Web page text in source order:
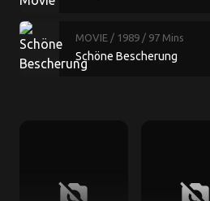
MOVIE / 1989 / 97 Mins
Schöne Bescherung